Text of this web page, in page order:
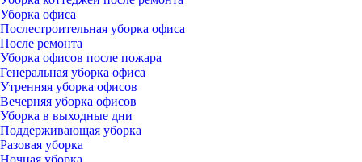
Уборка офиса
Послестроительная уборка офиса
После ремонта
Уборка офисов после пожара
Генеральная уборка офиса
Утренняя уборка офисов
Вечерняя уборка офисов
Уборка в выходные дни
Поддерживающая уборка
Разовая уборка
Ночная уборка